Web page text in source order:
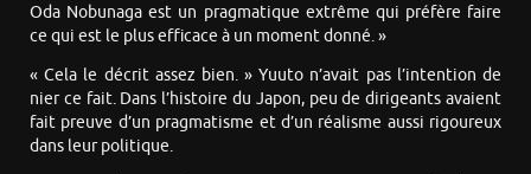
Oda Nobunaga est un pragmatique extrême qui préfère faire
ce qui est le plus efficace à un moment donné. »
« Cela le décrit assez bien. » Yuuto n’avait pas l’intention de
nier ce fait. Dans l’histoire du Japon, peu de dirigeants avaient
fait preuve d’un pragmatisme et d’un réalisme aussi rigoureux
dans leur politique.